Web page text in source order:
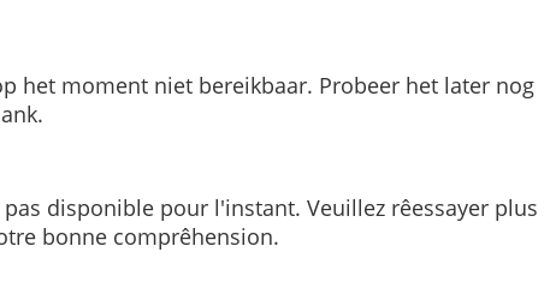
het moment niet bereikbaar. Probeer het later nog
pas disponible pour l'instant. Veuillez rêessayer plus
bonne comprêhension.